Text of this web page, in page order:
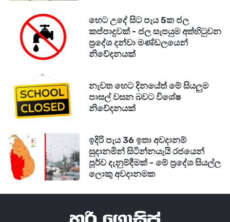
හෙට උදේ සිට පැය 5ක ජල
කප්පාදුවක් - ජල සැපයුම අත්හිටුවන
ප්‍රදේශ දන්වා මණ්ඩලයෙන්
නිවේදනයක්
නැවත හෙට දිනයේත් මේ සියලුම
පාසල් වසන බවට විශේෂ
නිවේදනයක්
ඉදිරි පැය 36 ඉතා අවදානම්
සුදානමින් සිටින්නයැයි රජයෙන්
පූර්ව දැනුම්දීමක් - මේ ප්‍රදේශ සියල්ල
ලොකු අවදානමක